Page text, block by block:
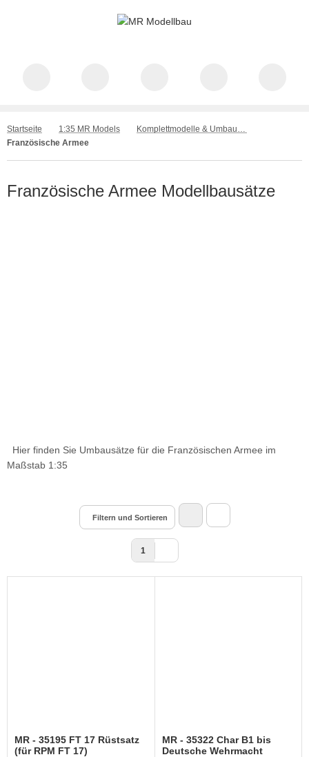
Startseite 1:35 MR Models
Komplettmodelle & Umbausätze
Französische Armee
Französische Armee Modellbausätze
Hier finden Sie Umbausätze für die Französischen Armee im
Maßstab 1:35
Filtern und Sortieren
1
MR - 35195 FT 17 Rüstsatz
(für RPM FT 17)
MR - 35322 Char B1 bis
Deutsche Wehrmacht